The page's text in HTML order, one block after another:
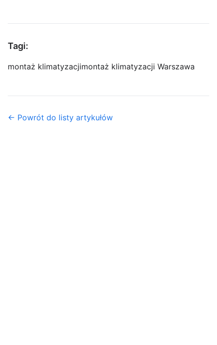
Tagi:
montaż klimatyzacjimontaż klimatyzacji Warszawa
← Powrót do listy artykułów